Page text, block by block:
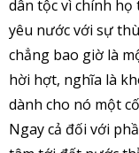
dân tộc vì chính
yêu nước với sự
chẳng bao giờ là
hời hợt, nghĩa là
dành cho nó một
Ngay cả đối với